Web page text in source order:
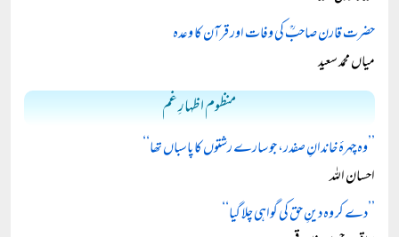
حضرت قارن صاحبؒ کی وفات اور قرآن کا وعدہ
میاں محمد سعید
منظوم اظہارِ غم
’’وہ چہرۂ خاندانِ صفدر، جو سارے رشتوں کا پاسباں تھا‘‘
احسان اللہ
’’دے کر وہ دینِ حق کی گواہی چلا گیا‘‘